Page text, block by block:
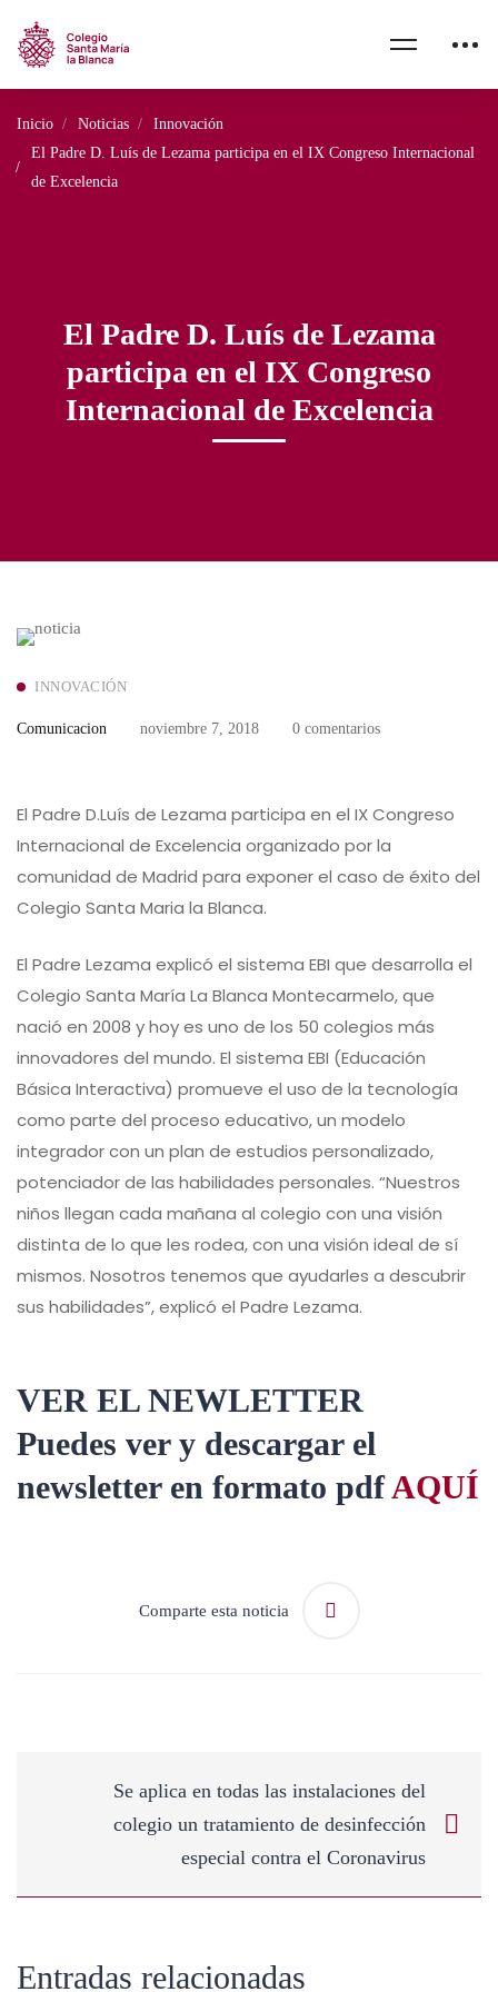
Inicio Noticias
Innovación
El Padre D. Luís de Lezama participa en el IX Congreso Internacional
de Excelencia
El Padre D. Luís de Lezama
participa en el IX Congreso
Internacional de Excelencia
INNOVACIÓN
Comunicacion noviembre 7, 2018 0 comentarios
El Padre D.Luís de Lezama participa en el IX Congreso
Internacional de Excelencia organizado por la
comunidad de Madrid para exponer el caso de éxito del
Colegio Santa Maria la Blanca.
El Padre Lezama explicó el sistema EBI que desarrolla el
Colegio Santa María La Blanca Montecarmelo, que
nació en 2008 y hoy es uno de los 50 colegios más
innovadores del mundo. El sistema EBI (Educación
Básica Interactiva) promueve el uso de la tecnología
como parte del proceso educativo, un modelo
integrador con un plan de estudios personalizado,
potenciador de las habilidades personales. “Nuestros
niños llegan cada mañana al colegio con una visión
distinta de lo que les rodea, con una visión ideal de sí
mismos. Nosotros tenemos que ayudarles a descubrir
sus habilidades”, explicó el Padre Lezama.
VER EL NEWLETTER
Puedes ver y descargar el
newsletter en formato pdfAQUÍ
Comparte esta noticia
Se aplica en todas las instalaciones del
colegio un tratamiento de desinfección
especial contra el Coronavirus
Entradas relacionadas